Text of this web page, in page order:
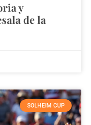
y
de la
SOLHEIM CUP